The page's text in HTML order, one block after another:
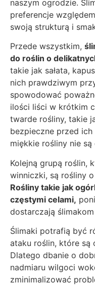
naszym ogrodzie.
preferencje
swoją strukturą i
Przede wszystkim,
do roślin o
takie jak sałata,
nich prawdziwym
spowodować
ilości liści w krótkim
twarde rośliny, takie
bezpieczne przed
miękkie rośliny nie są
Kolejną grupą roślin,
winniczki, są rośliny
Rośliny takie jak
częstymi celami,
dostarczają
Ślimaki potrafią być
ataku roślin, które są
Dlatego dbanie o
nadmiaru wilgoci
zminimalizować